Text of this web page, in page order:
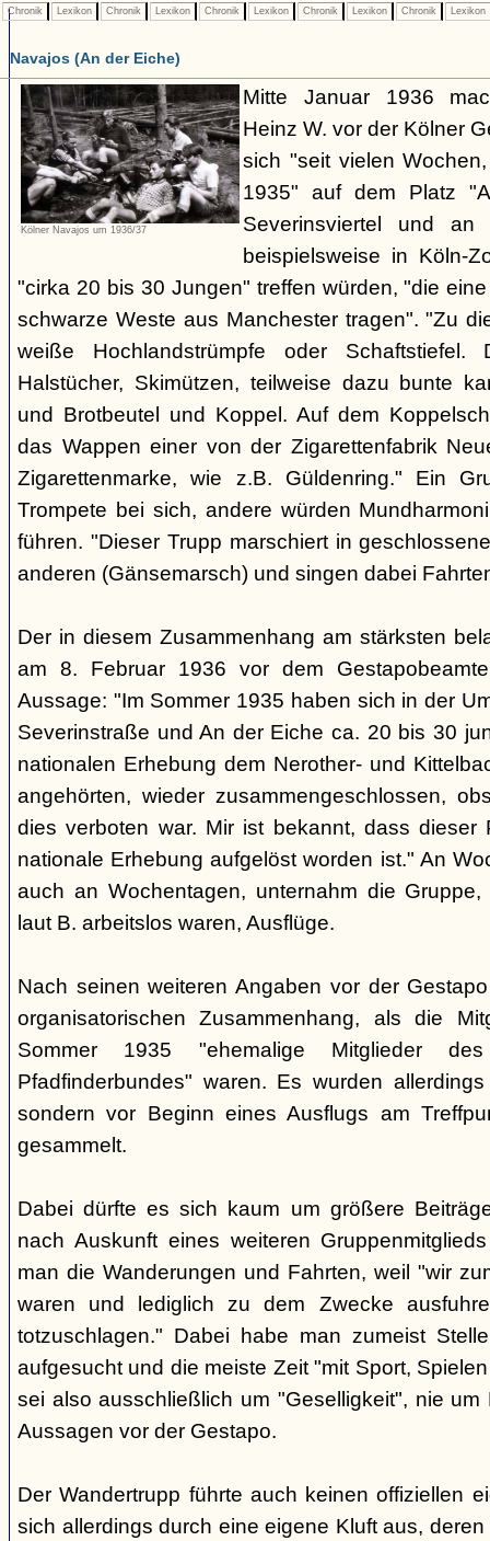
Chronik Lexikon Chronik Lexikon Chronik Lexikon Chronik Lexikon Chronik Lexikon
Navajos (An der Eiche)
Kölner Navajos um 1936/37
Mitte Januar 1936
Heinz W. vor der Kölner
sich "seit vielen
1935" auf dem Platz
Severinsviertel und
beispielsweise in Köln-
"cirka 20 bis 30 Jungen" treffen würden, "die
schwarze Weste aus Manchester tragen". "Zu
weiße Hochlandstrümpfe oder
Halstücher, Skimützen, teilweise dazu bunte
und Brotbeutel und Koppel. Auf dem
das Wappen einer von der Zigarettenfabrik
Zigarettenmarke, wie z.B. Güldenring." Ein
Trompete bei sich, andere würden
führen. "Dieser Trupp marschiert in
anderen (Gänsemarsch) und singen dabei
Der in diesem Zusammenhang am stärksten
am 8. Februar 1936 vor dem
Aussage: "Im Sommer 1935 haben sich in der
Severinstraße und An der Eiche ca. 20 bis 30
nationalen Erhebung dem Nerother- und
angehörten, wieder zusammengeschlossen,
dies verboten war. Mir ist bekannt, dass dieser
nationale Erhebung aufgelöst worden ist." An
auch an Wochentagen, unternahm die
laut B. arbeitslos waren, Ausflüge.
Nach seinen weiteren Angaben vor der
organisatorischen Zusammenhang, als die
Sommer 1935 "ehemalige Mitglieder
Pfadfinderbundes" waren. Es wurden
sondern vor Beginn eines Ausflugs am
gesammelt.
Dabei dürfte es sich kaum um größere
nach Auskunft eines weiteren
man die Wanderungen und Fahrten, weil "wir
waren und lediglich zu dem Zwecke
totzuschlagen." Dabei habe man zumeist
aufgesucht und die meiste Zeit "mit Sport,
sei also ausschließlich um "Geselligkeit", nie um
Aussagen vor der Gestapo.
Der Wandertrupp führte auch keinen offiziellen
sich allerdings durch eine eigene Kluft aus,